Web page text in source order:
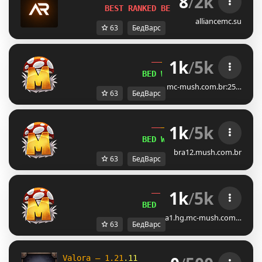
BEST RANKED BEDWARS SERVER!
alliancemc.su
63 БедВарс
MUSH
BED WARS ATUALIZADO!
1k/5k
mc-mush.com.br:25…
63 БедВарс
MUSH
BED WARS ATUALIZADO!
1k/5k
bra12.mush.com.br
63 БедВарс
MUSH
BED WARS ATUALIZADO!
1k/5k
a1.hg.mc-mush.com…
63 БедВарс
Val ora – 1 . 21 . 11